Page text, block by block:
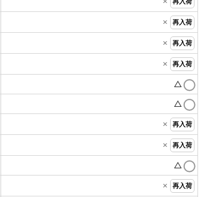
× 再入荷
× 再入荷
× 再入荷
△
△
× 再入荷
× 再入荷
△
× 再入荷